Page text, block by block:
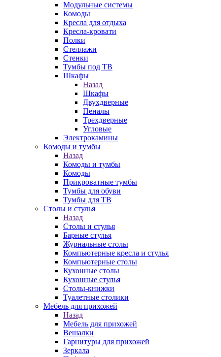
Модульные системы
Комоды
Кресла для отдыха
Кресла-кровати
Полки
Стеллажи
Стенки
Тумбы под ТВ
Шкафы
Назад
Шкафы
Двухдверные
Пеналы
Трехдверные
Угловые
Электрокамины
Комоды и тумбы
Назад
Комоды и тумбы
Комоды
Прикроватные тумбы
Тумбы для обуви
Тумбы для ТВ
Столы и стулья
Назад
Столы и стулья
Барные стулья
Журнальные столы
Компьютерные кресла и стулья
Компьютерные столы
Кухонные столы
Кухонные стулья
Столы-книжки
Туалетные столики
Мебель для прихожей
Назад
Мебель для прихожей
Вешалки
Гарнитуры для прихожей
Зеркала